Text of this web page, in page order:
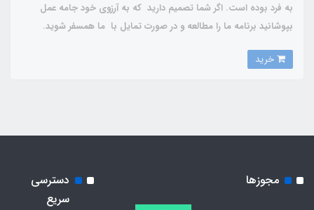
به فرد بوده است. اگر شما تصمیم دارید که به آرزوی خود جامه عمل
بپوشانید برنامه ما را مطالعه و در صورت تمایل با ما همسفر شوید.
مجوزها
دسترسی
سریع